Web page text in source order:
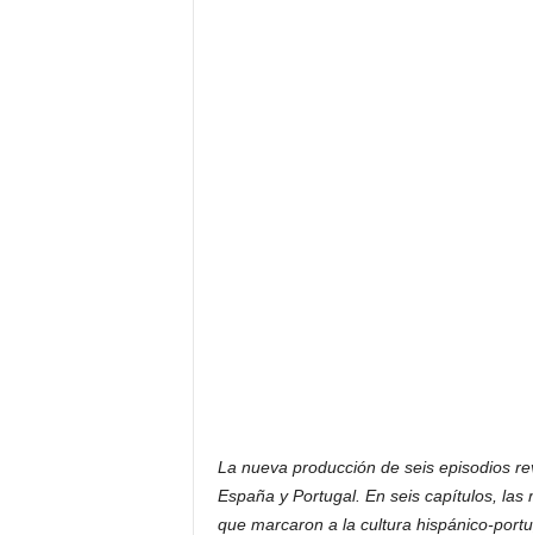
La nueva producción de seis episodios
España y Portugal. En seis capítulos, las
que marcaron a la cultura hispánico-